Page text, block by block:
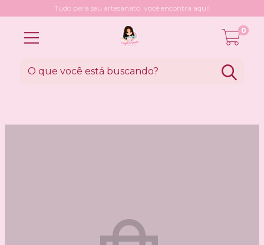
Tudo para seu artesanato, você encontra aqui!
0